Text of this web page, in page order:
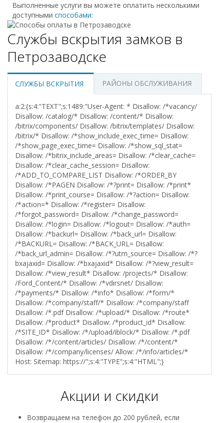
Выполненные услуги вы можете оплатить несколькими
доступными способами:
Службы вскрытия замков в
Петрозаводске
СЛУЖБЫ ВСКРЫТИЯ РАЙОНЫ ОБСЛУЖИВАНИЯ
a:2:{s:4:"TEXT";s:1489:"User-Agent: * Disallow: /*vacancy/
Disallow: /catalog/* Disallow: /content/* Disallow:
/bitrix/components/ Disallow: /bitrix/templates/ Disallow:
/bitrix/* Disallow: /*show_include_exec_time= Disallow:
/*show_page_exec_time= Disallow: /*show_sql_stat=
Disallow: /*bitrix_include_areas= Disallow: /*clear_cache=
Disallow: /*clear_cache_session= Disallow:
/*ADD_TO_COMPARE_LIST Disallow: /*ORDER_BY
Disallow: /*PAGEN Disallow: /*?print= Disallow: /*print*
Disallow: /*print_course= Disallow: /*?action= Disallow:
/*action=* Disallow: /*register= Disallow:
/*forgot_password= Disallow: /*change_password=
Disallow: /*login= Disallow: /*logout= Disallow: /*auth=
Disallow: /*backurl= Disallow: /*back_url= Disallow:
/*BACKURL= Disallow: /*BACK_URL= Disallow:
/*back_url_admin= Disallow: /*?utm_source= Disallow: /*?
bxajaxid= Disallow: /*bxajaxid* Disallow: /*?view_result=
Disallow: /*view_result* Disallow: /projects/* Disallow:
/Ford_Content/* Disallow: /*vdirsnet/ Disallow:
/*payments/* Disallow: /*info* Disallow: /*form/*
Disallow: /*company/staff/* Disallow: /*company/staff
Disallow: /*.pdf Disallow: /*upload/* Disallow: /*route*
Disallow: /*product* Disallow: /*product_id* Disallow:
/*SITE_ID* Disallow: /*/upload/iblock/* Disallow: /*.pdf
Disallow: /*/content/articles/ Disallow: /*/content/*
Disallow: /*/company/licenses/ Allow: /*/info/articles/*
Host: Sitemap: https://";s:4:"TYPE";s:4:"HTML";}
Акции и скидки
Возвращаем на телефон до 200 рублей, если